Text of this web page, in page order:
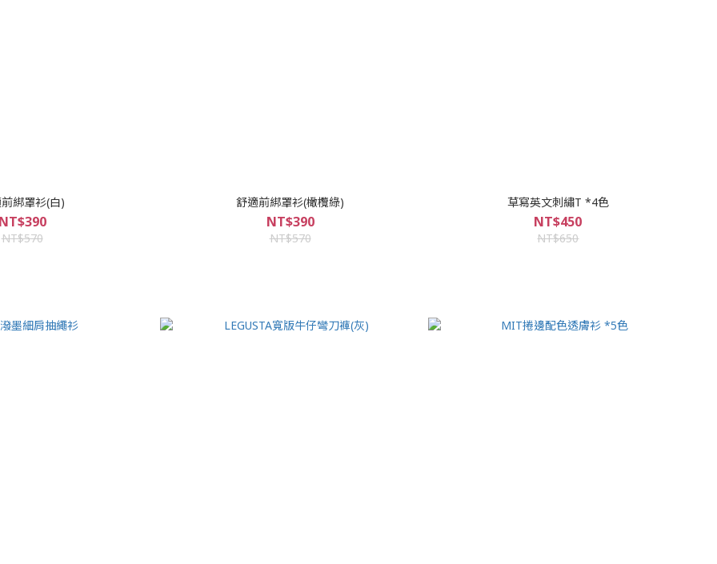
綁罩衫(白)
NT$570
舒適前綁罩衫(橄欖綠)
NT$390
NT$570
草寫英文刺繡T *4色
NT$450
NT$650